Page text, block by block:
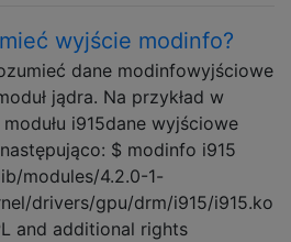
wyjście modinfo?
dane modinfowyjściowe
jądra. Na przykład w
i915dane wyjściowe
$ modinfo i915
modules/4.2.0-1-
drivers/gpu/drm/i915/i915.ko
and additional rights